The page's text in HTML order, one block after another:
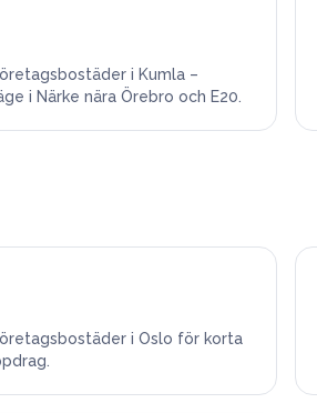
i Kumla –
i Närke nära Örebro och E20.
i Oslo för korta